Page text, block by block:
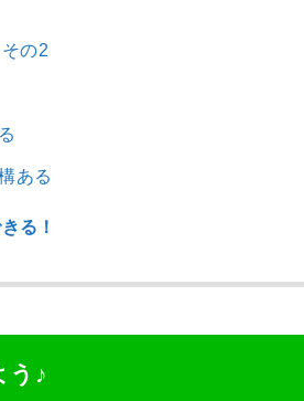
の2
ある
る！
う♪